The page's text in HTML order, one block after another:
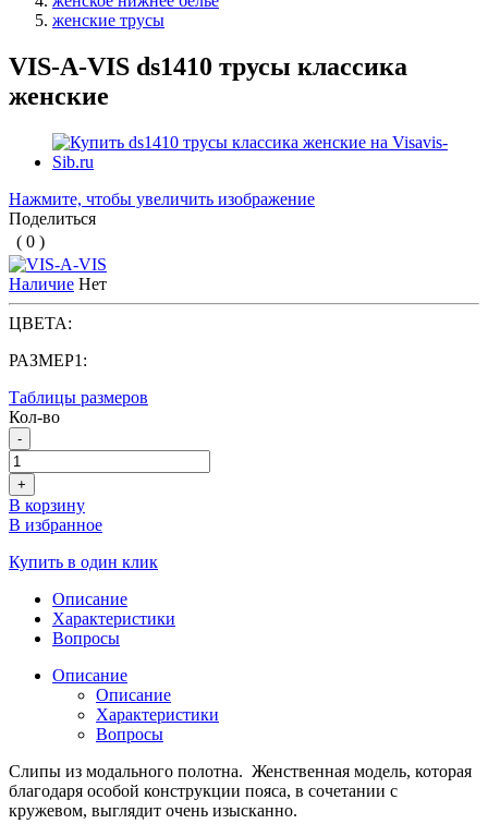
женские трусы
VIS-A-VIS ds1410 трусы классика
женские
Нажмите, чтобы увеличить изображение
Поделиться
( 0 )
Наличие Нет
ЦВЕТА:
РАЗМЕР1:
Таблицы размеров
Кол-во
-
+
В корзину
В избранное
Купить в один клик
Описание
Характеристики
Вопросы
Описание
Описание
Характеристики
Вопросы
Слипы из модального полотна. Женственная модель, которая
благодаря особой конструкции пояса, в сочетании с
кружевом, выглядит очень изысканно.